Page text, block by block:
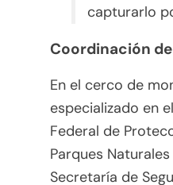
capturarlo
Coordinación
En el cerco de
especializado en
Federal de
Parques
Secretaría de